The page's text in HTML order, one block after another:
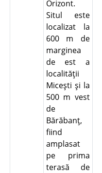
Orizont.
Situl este
localizat la
600 m de
marginea
de est a
localităţii
Miceşti şi la
500 m vest
de
Bărăbanţ,
fiind
amplasat
pe prima
terasă de